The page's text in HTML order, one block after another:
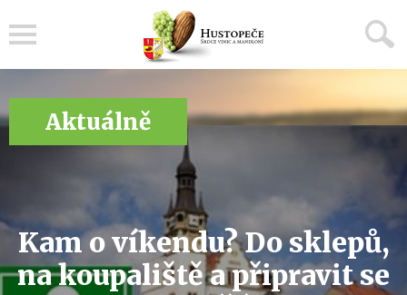
Aktuálně
Kam o víkendu? Do sklepů,
na koupaliště a připravit se